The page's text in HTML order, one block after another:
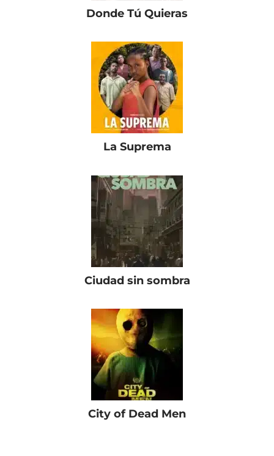
Donde Tú Quieras
La Suprema
Ciudad sin sombra
City of Dead Men